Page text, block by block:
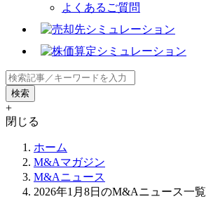
よくあるご質問
+
閉じる
ホーム
M&Aマガジン
M&Aニュース
2026年1月8日のM&Aニュース一覧